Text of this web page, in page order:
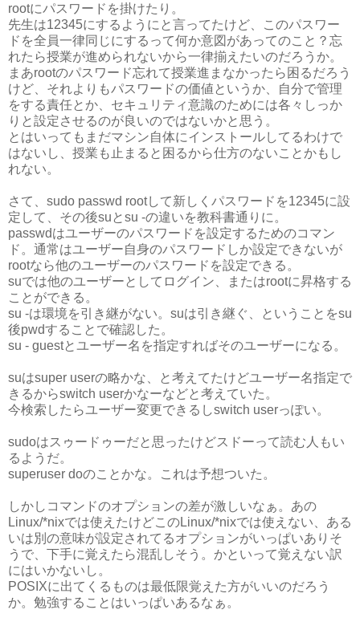
rootにパスワードを掛けたり。
先生は12345にするようにと言ってたけど、このパスワー
ドを全員一律同じにするって何か意図があってのこと？忘
れたら授業が進められないから一律揃えたいのだろうか。
まあrootのパスワード忘れて授業進まなかったら困るだろう
けど、それよりもパスワードの価値というか、自分で管理
をする責任とか、セキュリティ意識のためには各々しっか
りと設定させるのが良いのではないかと思う。
とはいってもまだマシン自体にインストールしてるわけで
はないし、授業も止まると困るから仕方のないことかもし
れない。
さて、sudo passwd rootして新しくパスワードを12345に設
定して、その後suとsu -の違いを教科書通りに。
passwdはユーザーのパスワードを設定するためのコマン
ド。通常はユーザー自身のパスワードしか設定できないが
rootなら他のユーザーのパスワードを設定できる。
suでは他のユーザーとしてログイン、またはrootに昇格する
ことができる。
su -は環境を引き継がない。suは引き継ぐ、ということをsu
後pwdすることで確認した。
su - guestとユーザー名を指定すればそのユーザーになる。
suはsuper userの略かな、と考えてたけどユーザー名指定で
きるからswitch userかなーなどと考えていた。
今検索したらユーザー変更できるしswitch userっぽい。
sudoはスゥードゥーだと思ったけどスドーって読む人もい
るようだ。
superuser doのことかな。これは予想ついた。
しかしコマンドのオプションの差が激しいなぁ。あの
Linux/*nixでは使えたけどこのLinux/*nixでは使えない、ある
いは別の意味が設定されてるオプションがいっぱいありそ
うで、下手に覚えたら混乱しそう。かといって覚えない訳
にはいかないし。
POSIXに出てくるものは最低限覚えた方がいいのだろう
か。勉強することはいっぱいあるなぁ。